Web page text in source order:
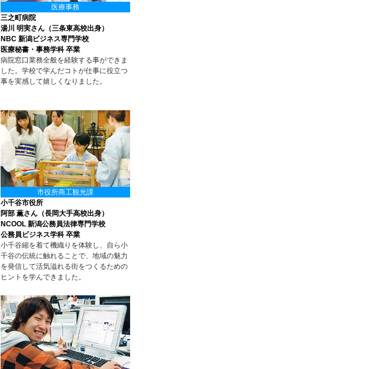
医療事務
三之町病院
湯川 明実さん（三条東高校出身）
NBC 新潟ビジネス専門学校
医療秘書・事務学科 卒業
病院窓口業務全般を経験する事ができま
した。学校で学んだコトが仕事に役立つ
事を実感して嬉しくなりました。
市役所商工観光課
小千谷市役所
阿部 薫さん（長岡大手高校出身）
NCOOL 新潟公務員法律専門学校
公務員ビジネス学科 卒業
小千谷縮を着て機織りを体験し、自ら小
千谷の伝統に触れることで、地域の魅力
を発信して活気溢れる街をつくるための
ヒントを学んできました。